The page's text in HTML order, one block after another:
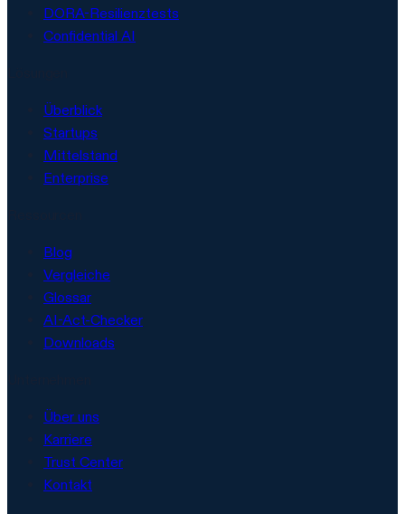
DORA-Resilienztests
Confidential AI
Überblick
Startups
Mittelstand
Enterprise
Blog
Vergleiche
Glossar
AI-Act-Checker
Downloads
Über uns
Karriere
Trust Center
Kontakt